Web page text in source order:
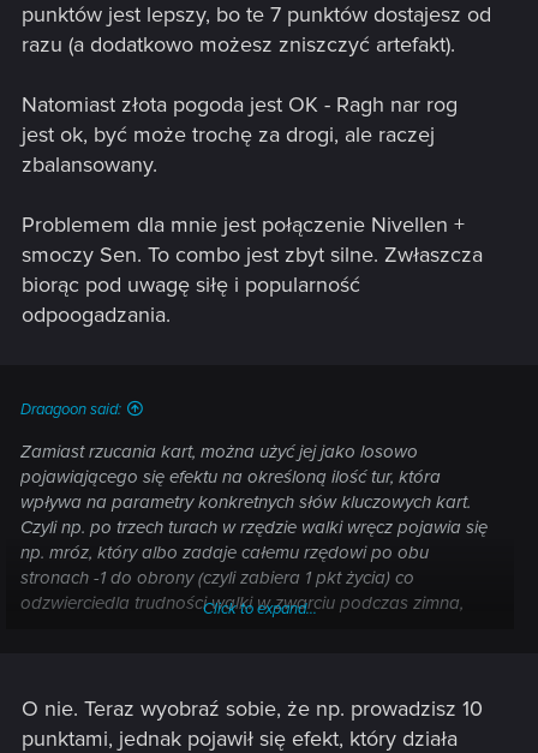
punktów jest lepszy, bo te 7 punktów dostajesz od
razu (a dodatkowo możesz zniszczyć artefakt).
Natomiast złota pogoda jest OK - Ragh nar rog
jest ok, być może trochę za drogi, ale raczej
zbalansowany.
Problemem dla mnie jest połączenie Nivellen +
smoczy Sen. To combo jest zbyt silne. Zwłaszcza
biorąc pod uwagę siłę i popularność
odpoogadzania.
Draagoon said:
Zamiast rzucania kart, można użyć jej jako losowo
pojawiającego się efektu na określoną ilość tur, która
wpływa na parametry konkretnych słów kluczowych kart.
Czyli np. po trzech turach w rzędzie walki wręcz pojawia się
np. mróz, który albo zadaje całemu rzędowi po obu
stronach -1 do obrony (czyli zabiera 1 pkt życia) co
odzwierciedla trudności walki w zwarciu podczas zimna,
istnieć.
Click to expand...
O nie. Teraz wyobraź sobie, że np. prowadzisz 10
punktami, jednak pojawił się efekt, który działa